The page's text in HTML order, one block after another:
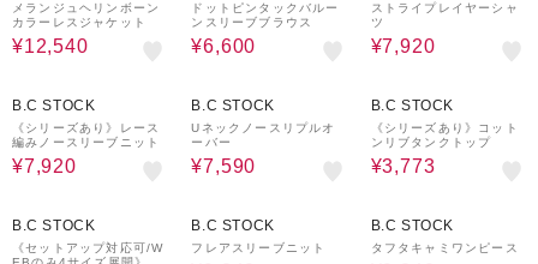
メランジュヘリンボーン
カラーレスジャケット
¥12,540
ドットピンタックバルー
ンスリーブブラウス
¥6,600
ストライプレイヤーシャ
ツ
¥7,920
B.C STOCK
《シリーズあり》レース
編みノースリーブニット
¥7,920
B.C STOCK
Uネックノースリプルオ
ーバー
¥7,590
B.C STOCK
《シリーズあり》コット
ンリブタンクトップ
¥3,773
B.C STOCK
《セットアップ対応可/W
B.C STOCK
フレアスリーブニット
B.C STOCK
タフタキャミワンピース